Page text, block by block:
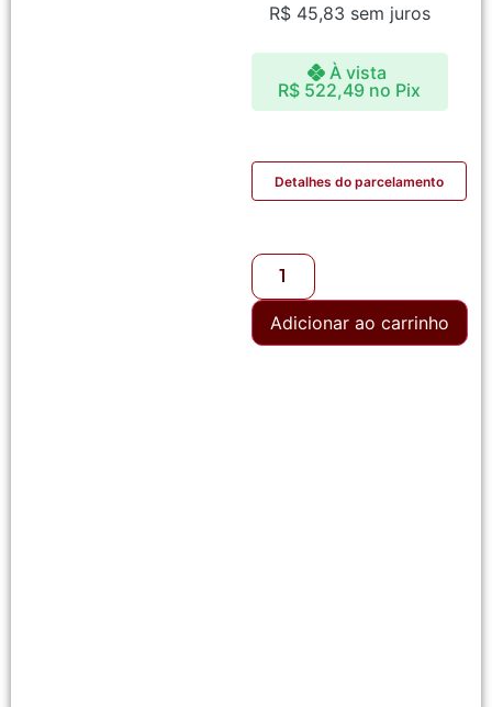
R$45,83 sem juros
À vista
R$ 522,49 no Pix
Detalhes do parcelamento
Adicionar ao carrinho